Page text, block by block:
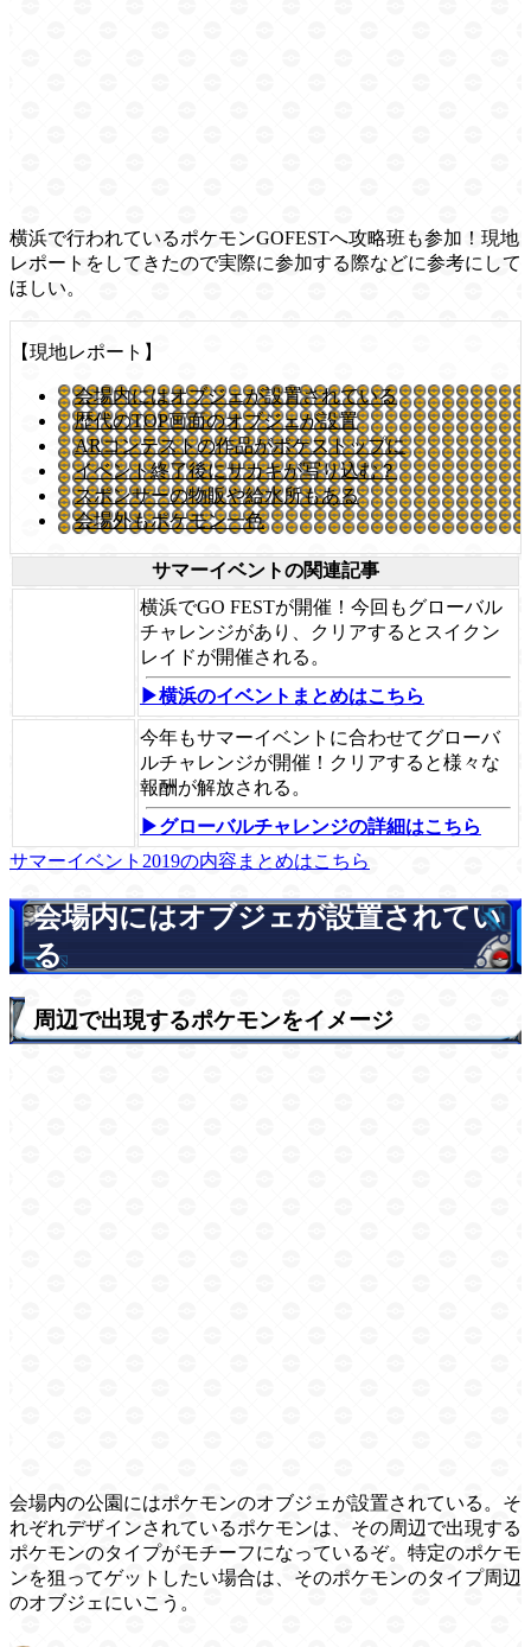
横浜で行われているポケモンGOFESTへ攻略班も参加！現地
レポートをしてきたので実際に参加する際などに参考にして
ほしい。
【現地レポート】
会場内にはオブジェが設置されている
歴代のTOP画面のオブジェが設置
ARコンテストの作品がポケストップに
イベント終了後にサカキが写り込む？
スポンサーの物販や給水所もある
会場外もポケモン一色
サマーイベントの関連記事
横浜でGO FESTが開催！今回もグローバル
チャレンジがあり、クリアするとスイクン
レイドが開催される。
▶横浜のイベントまとめはこちら
今年もサマーイベントに合わせてグローバ
ルチャレンジが開催！クリアすると様々な
報酬が解放される。
▶グローバルチャレンジの詳細はこちら
サマーイベント2019の内容まとめはこちら
会場内にはオブジェが設置されてい
る
周辺で出現するポケモンをイメージ
会場内の公園にはポケモンのオブジェが設置されている。そ
れぞれデザインされているポケモンは、その周辺で出現する
ポケモンのタイプがモチーフになっているぞ。特定のポケモ
ンを狙ってゲットしたい場合は、そのポケモンのタイプ周辺
のオブジェにいこう。